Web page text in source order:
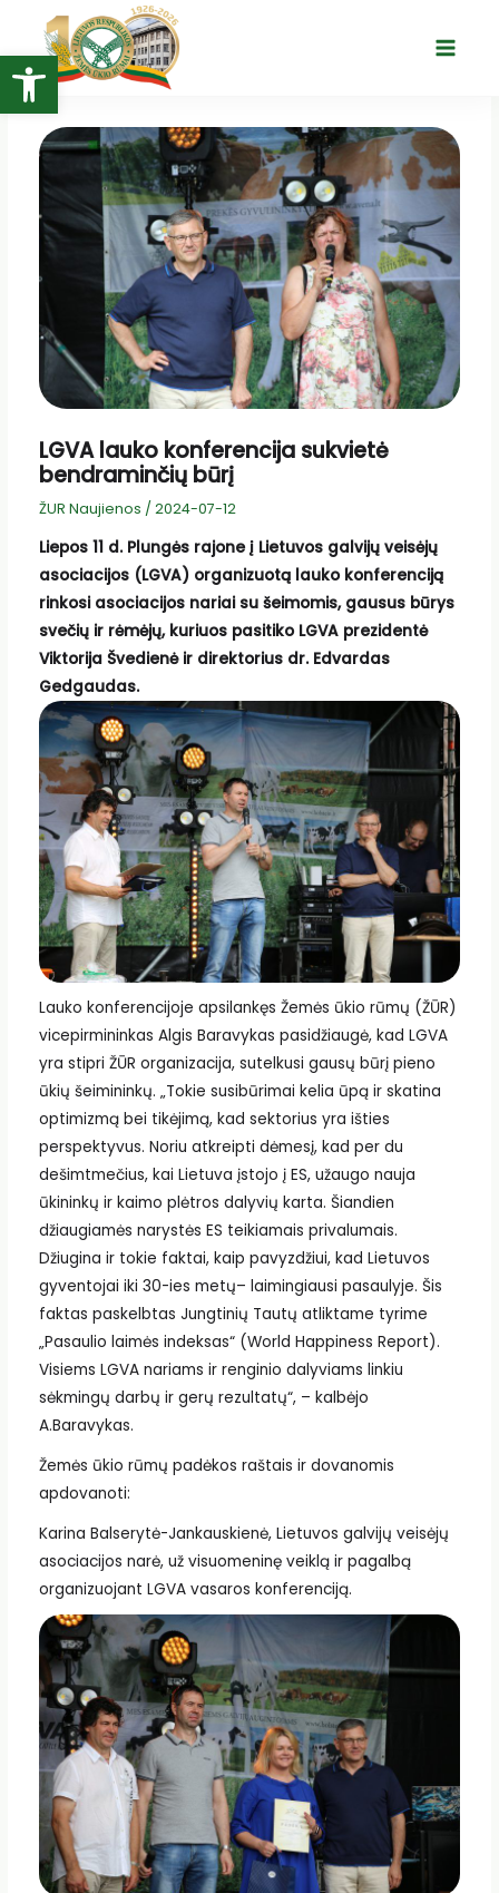
Open toolbar
turinio
Main
LGVA lauko konferencija sukvietė
bendraminčių būrį
ŽUR Naujienos / 2024-07-12
Liepos 11 d. Plungės rajone į Lietuvos galvijų veisėjų
asociacijos (LGVA) organizuotą lauko konferenciją
rinkosi asociacijos nariai su šeimomis, gausus būrys
svečių ir rėmėjų, kuriuos pasitiko LGVA prezidentė
Viktorija Švedienė ir direktorius dr. Edvardas
Gedgaudas.
Lauko konferencijoje apsilankęs Žemės ūkio rūmų (ŽŪR)
vicepirmininkas Algis Baravykas pasidžiaugė, kad LGVA
yra stipri ŽŪR organizacija, sutelkusi gausų būrį pieno
ūkių šeimininkų. „Tokie susibūrimai kelia ūpą ir skatina
optimizmą bei tikėjimą, kad sektorius yra išties
perspektyvus. Noriu atkreipti dėmesį, kad per du
dešimtmečius, kai Lietuva įstojo į ES, užaugo nauja
ūkininkų ir kaimo plėtros dalyvių karta. Šiandien
džiaugiamės narystės ES teikiamais privalumais.
Džiugina ir tokie faktai, kaip pavyzdžiui, kad Lietuvos
gyventojai iki 30-ies metų– laimingiausi pasaulyje. Šis
faktas paskelbtas Jungtinių Tautų atliktame tyrime
„Pasaulio laimės indeksas“ (World Happiness Report).
Visiems LGVA nariams ir renginio dalyviams linkiu
sėkmingų darbų ir gerų rezultatų“, – kalbėjo
A.Baravykas.
Žemės ūkio rūmų padėkos raštais ir dovanomis
apdovanoti:
Karina Balserytė-Jankauskienė, Lietuvos galvijų veisėjų
asociacijos narė, už visuomeninę veiklą ir pagalbą
organizuojant LGVA vasaros konferenciją.